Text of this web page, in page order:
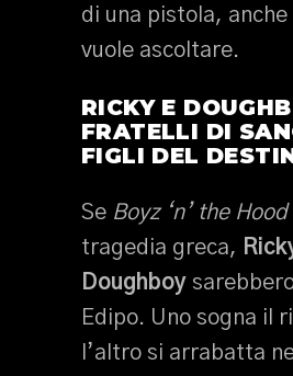
di una pistola, anche
vuole ascoltare.
RICKY E
FRATELLI DI
FIGLI DEL
Se Boyz ‘n’ the Hood
tragedia greca,
Doughboy
Edipo. Uno sogna il
l’altro si arrabatta